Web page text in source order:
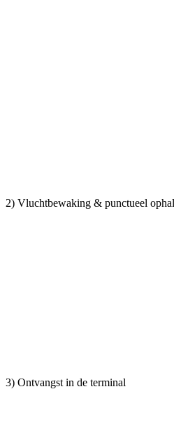
2) Vluchtbewaking & punctueel
3) Ontvangst in de terminal